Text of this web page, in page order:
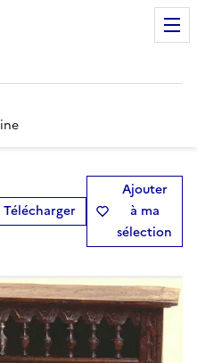
Télécharger
Ajouter
à ma
sélection